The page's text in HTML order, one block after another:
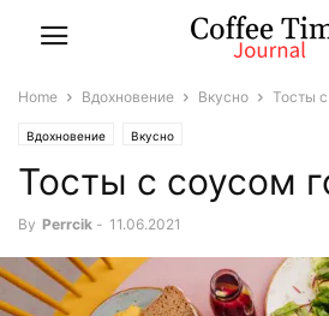
Home Вдохновение Вкусно Тосты
Вдохновение Вкусно
Тосты с соусом
By Perrcik - 11.06.2021